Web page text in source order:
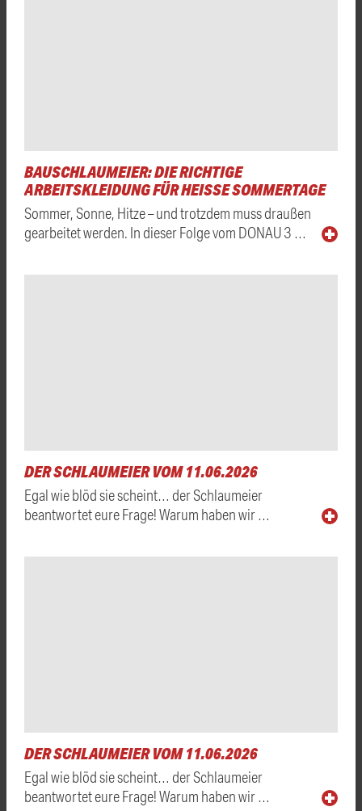
BAUSCHLAUMEIER: DIE RICHTIGE
ARBEITSKLEIDUNG FÜR HEISSE SOMMERTAGE
Sommer, Sonne, Hitze – und trotzdem muss draußen
gearbeitet werden. In dieser Folge vom DONAU 3 …
DER SCHLAUMEIER VOM 11.06.2026
Egal wie blöd sie scheint… der Schlaumeier
beantwortet eure Frage! Warum haben wir …
DER SCHLAUMEIER VOM 11.06.2026
Egal wie blöd sie scheint… der Schlaumeier
beantwortet eure Frage! Warum haben wir …